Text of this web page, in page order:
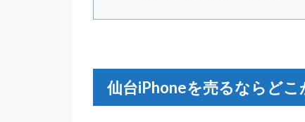
仙台iPhoneを売るならどこ